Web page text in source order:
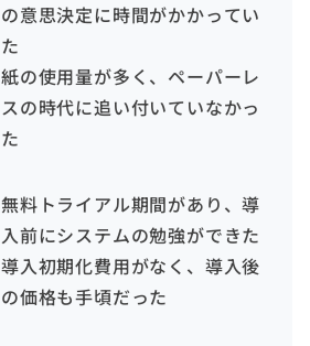
の意思決定に時間がかかってい
た
紙の使用量が多く、ペーパーレ
スの時代に追い付いていなかっ
た
無料トライアル期間があり、導
入前にシステムの勉強ができた
導入初期化費用がなく、導入後
の価格も手頃だった